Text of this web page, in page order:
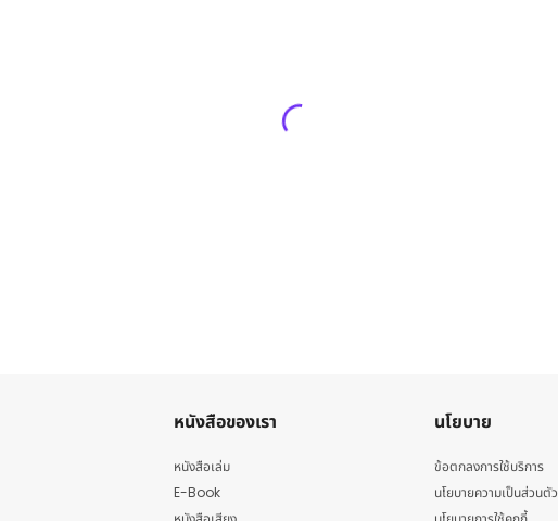
หนังสือของเรา
หนังสือเล่ม
E-Book
นโยบาย
ข้อตกลงการใช้บริการ
นโยบายความเป็นส่วนตัว